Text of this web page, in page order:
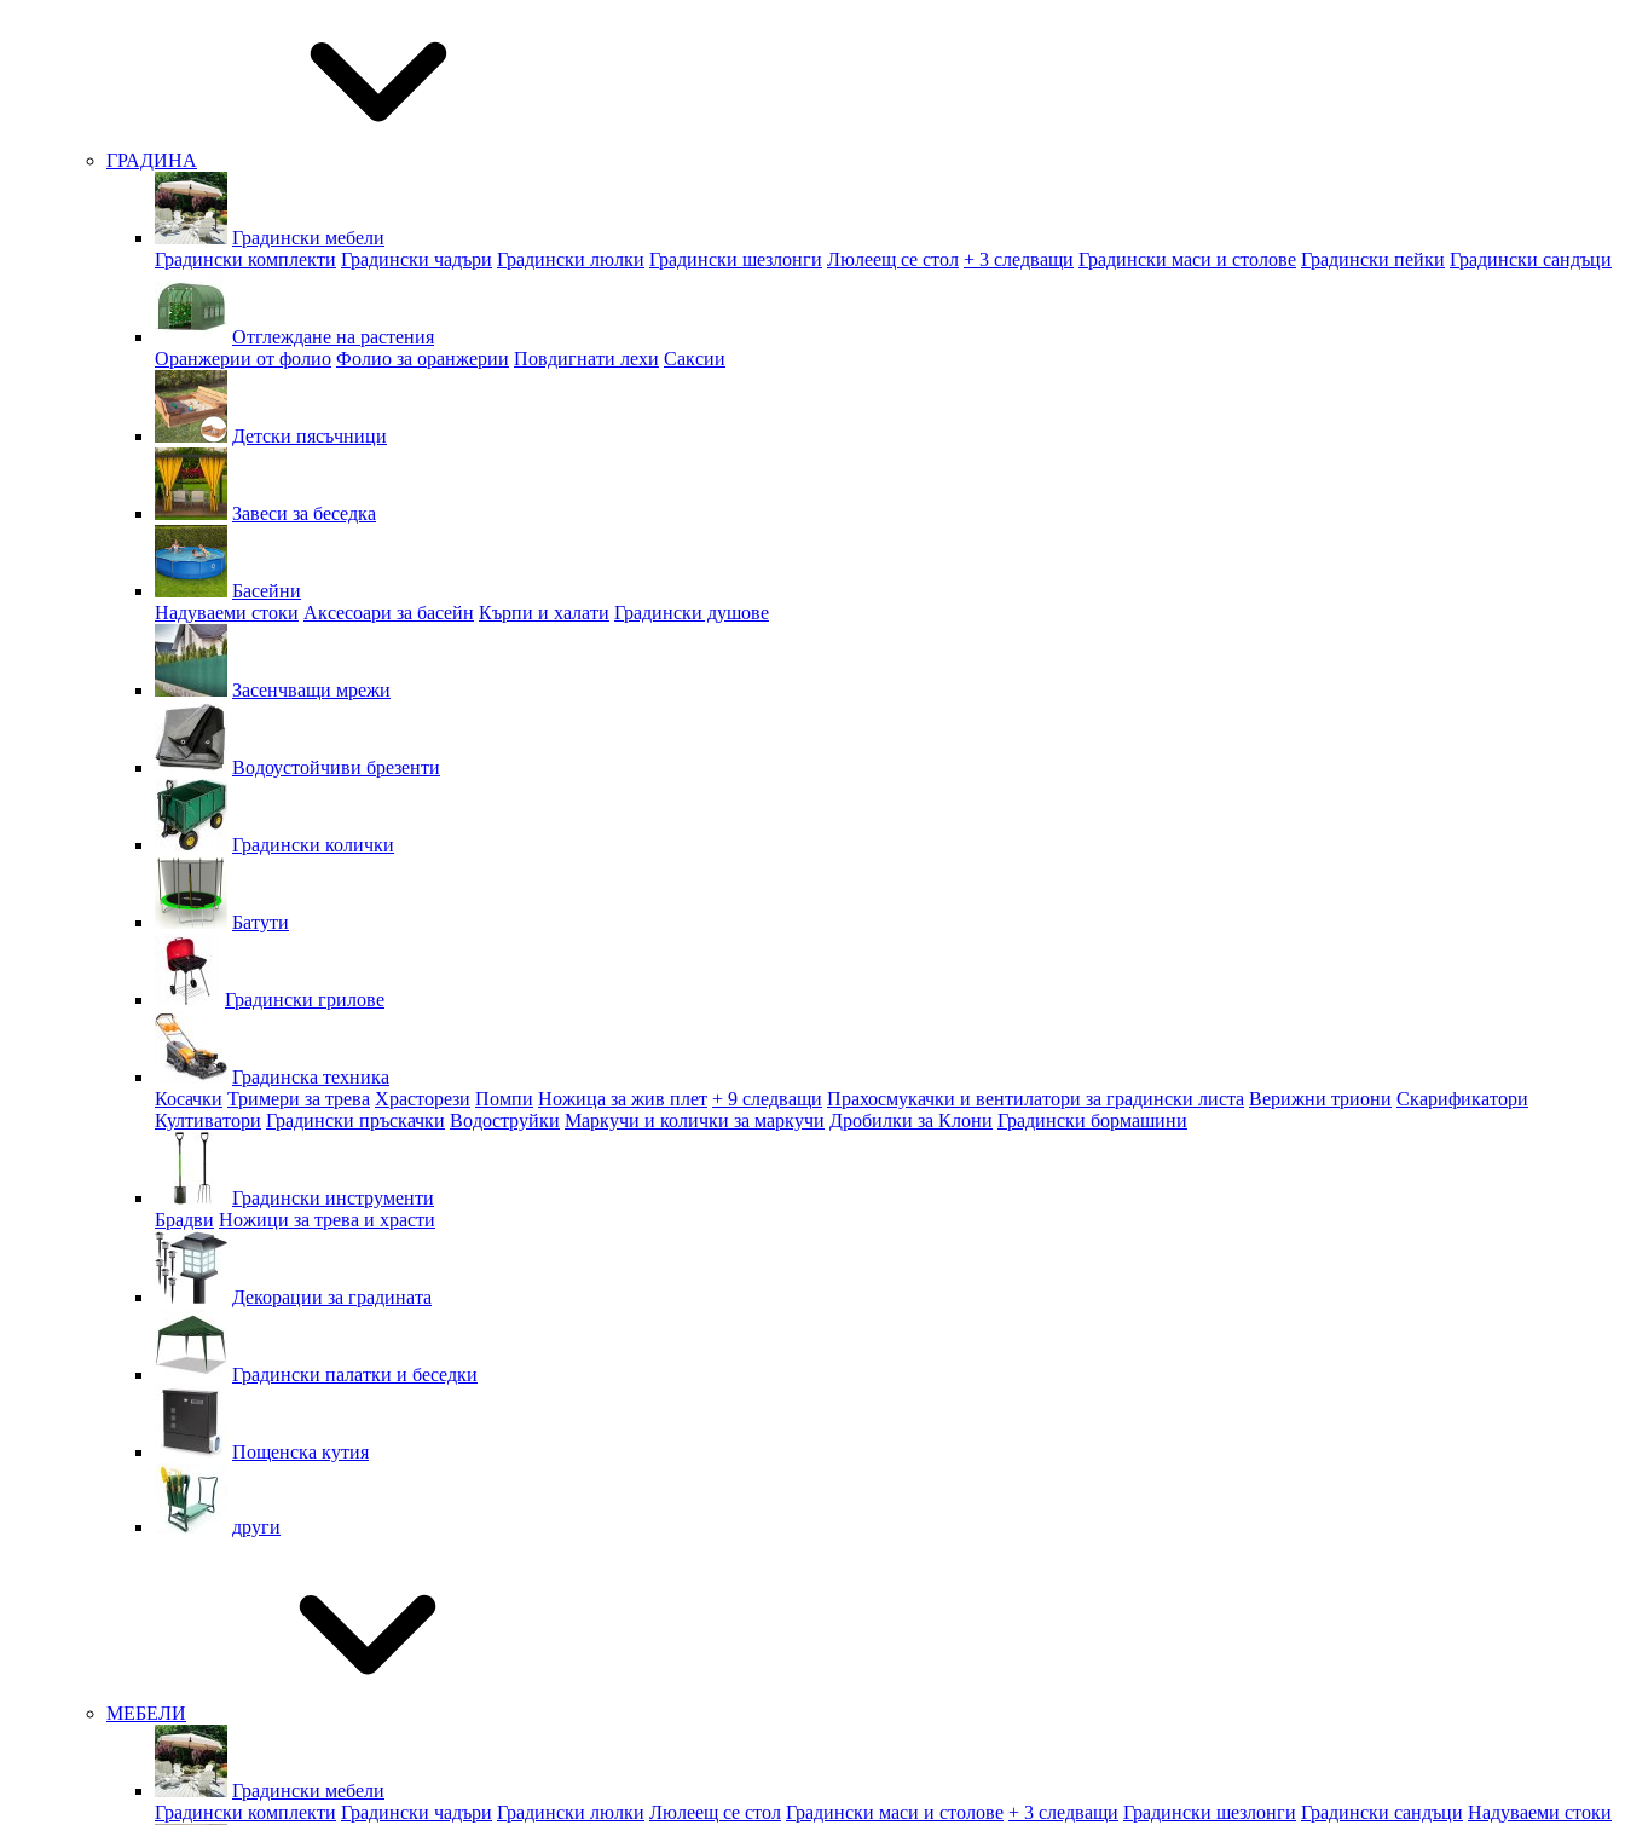
ГРАДИНА
Градински мебели
Градински комплекти Градински чадъри Градински люлки Градински шезлонги Люлеещ се стол + 3 следващи Градински маси и столове Градински пейки Градински сандъци
Отглеждане на растения
Оранжерии от фолио Фолио за оранжерии Повдигнати лехи Саксии
Детски пясъчници
Завеси за беседка
Басейни
Надуваеми стоки Аксесоари за басейн Кърпи и халати Градински душове
Засенчващи мрежи
Водоустойчиви брезенти
Градински колички
Батути
Градински грилове
Градинска техника
Косачки Тримери за трева Храсторези Помпи Ножица за жив плет + 9 следващи Прахосмукачки и вентилатори за градински листа Верижни триони Скарификатори
Култиватори Градински пръскачки Водоструйки Маркучи и колички за маркучи Дробилки за Клони Градински бормашини
Градински инструменти
Брадви Ножици за трева и храсти
Декорации за градината
Градински палатки и беседки
Пощенска кутия
други
МЕБЕЛИ
Градински мебели
Градински комплекти Градински чадъри Градински люлки Люлеещ се стол Градински маси и столове + 3 следващи Градински шезлонги Градински сандъци Надуваеми стоки